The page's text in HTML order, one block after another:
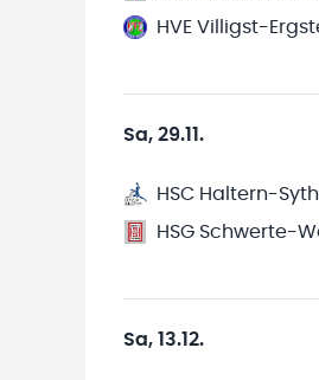
HVE Villigst-
Sa, 29.11.
HSC Haltern-
HSG Schwerte-
Sa, 13.12.